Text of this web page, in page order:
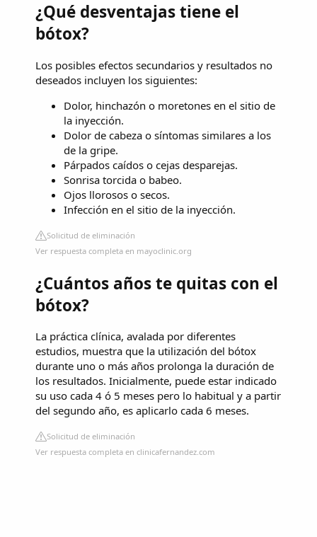
¿Qué desventajas tiene el
bótox?
Los posibles efectos secundarios y resultados no
deseados incluyen los siguientes:
Dolor, hinchazón o moretones en el sitio de
la inyección.
Dolor de cabeza o síntomas similares a los
de la gripe.
Párpados caídos o cejas desparejas.
Sonrisa torcida o babeo.
Ojos llorosos o secos.
Infección en el sitio de la inyección.
Solicitud de eliminación
Ver respuesta completa en mayoclinic.org
¿Cuántos años te quitas con el
bótox?
La práctica clínica, avalada por diferentes
estudios, muestra que la utilización del bótox
durante uno o más años prolonga la duración de
los resultados. Inicialmente, puede estar indicado
su uso cada 4 ó 5 meses pero lo habitual y a partir
del segundo año, es aplicarlo cada 6 meses.
Solicitud de eliminación
Ver respuesta completa en clinicafernandez.com